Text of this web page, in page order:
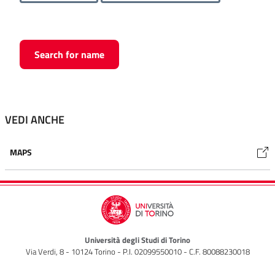
Search for name
VEDI ANCHE
MAPS
Università degli Studi di Torino
Via Verdi, 8 - 10124 Torino - P.I. 02099550010 - C.F. 80088230018